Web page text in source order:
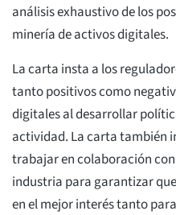
análisis exhaustivo de los
minería de activos digitales.
La carta insta a los
tanto positivos como
digitales al desarrollar
actividad. La carta también
trabajar en colaboración
industria para garantizar
en el mejor interés tanto